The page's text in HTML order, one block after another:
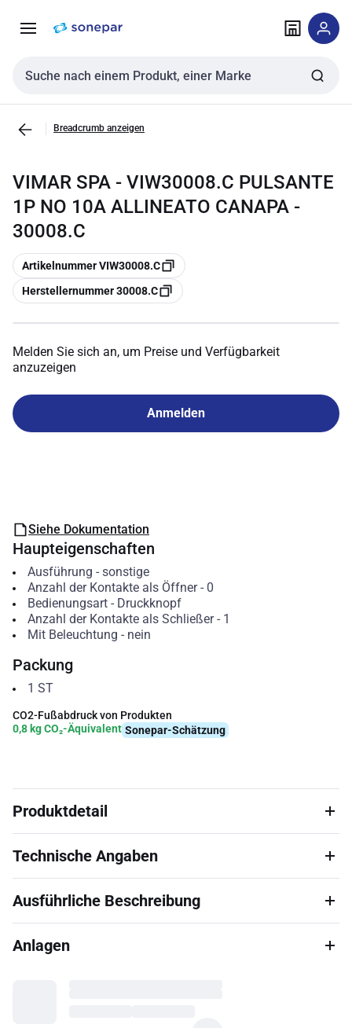
NavigationInhalt
Sucheingabe
Breadcrumb anzeigen
VIMAR SPA - VIW30008.C PULSANTE
1P NO 10A ALLINEATO CANAPA -
30008.C
Kopieren
Artikelnummer VIW30008.C
Kopieren
Herstellernummer 30008.C
Melden Sie sich an, um Preise und Verfügbarkeit
anzuzeigen
Anmelden
Siehe Dokumentation
Haupteigenschaften
Ausführung - sonstige
Anzahl der Kontakte als Öffner- 0
Bedienungsart- Druckknopf
Anzahl der Kontakte als Schließer- 1
Mit Beleuchtung - nein
Packung
1 ST
CO2-Fußabdruck von Produkten
0,8 kg CO₂-Äquivalent Sonepar-Schätzung
Produktdetail
Technische Angaben
Ausführliche Beschreibung
Anlagen